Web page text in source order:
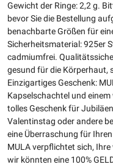
Gewicht der Ringe: 2,2 g.
bevor Sie die Bestellung
benachbarte Größen für
Sicherheitsmaterial: 925er
cadmiumfrei.
gesund für die Körperhaut,
Einzigartiges Geschenk:
Kapselschachtel und
tolles Geschenk für
Valentinstag oder andere
eine Überraschung für
MULA verpflichtet sich,
wir könnten eine 100%